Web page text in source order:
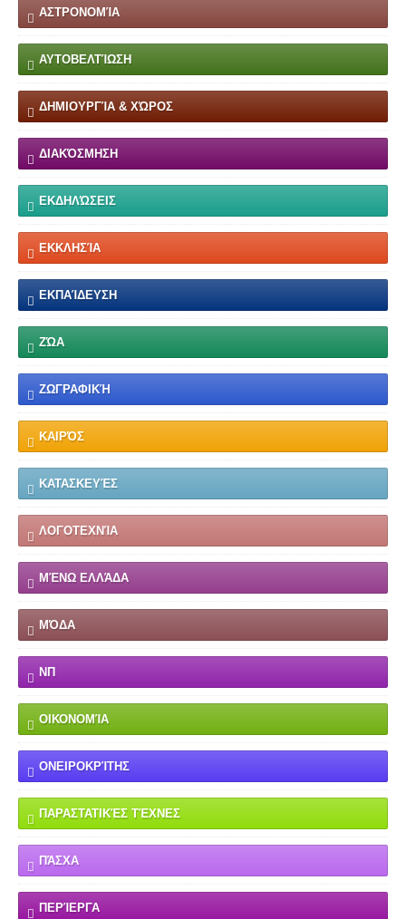
ΑΣΤΡΟΝΟΜΊΑ
ΑΥΤΟΒΕΛΤΊΩΣΗ
ΔΗΜΙΟΥΡΓΊΑ & ΧΏΡΟΣ
ΔΙΑΚΌΣΜΗΣΗ
ΕΚΔΗΛΏΣΕΙΣ
ΕΚΚΛΗΣΊΑ
ΕΚΠΑΊΔΕΥΣΗ
ΖΏΑ
ΖΩΓΡΑΦΙΚΉ
ΚΑΙΡΌΣ
ΚΑΤΑΣΚΕΥΈΣ
ΛΟΓΟΤΕΧΝΊΑ
ΜΈΝΩ ΕΛΛΆΔΑ
ΜΌΔΑ
ΝΠ
ΟΙΚΟΝΟΜΊΑ
ΟΝΕΙΡΟΚΡΊΤΗΣ
ΠΑΡΑΣΤΑΤΙΚΈΣ ΤΈΧΝΕΣ
ΠΆΣΧΑ
ΠΕΡΊΕΡΓΑ